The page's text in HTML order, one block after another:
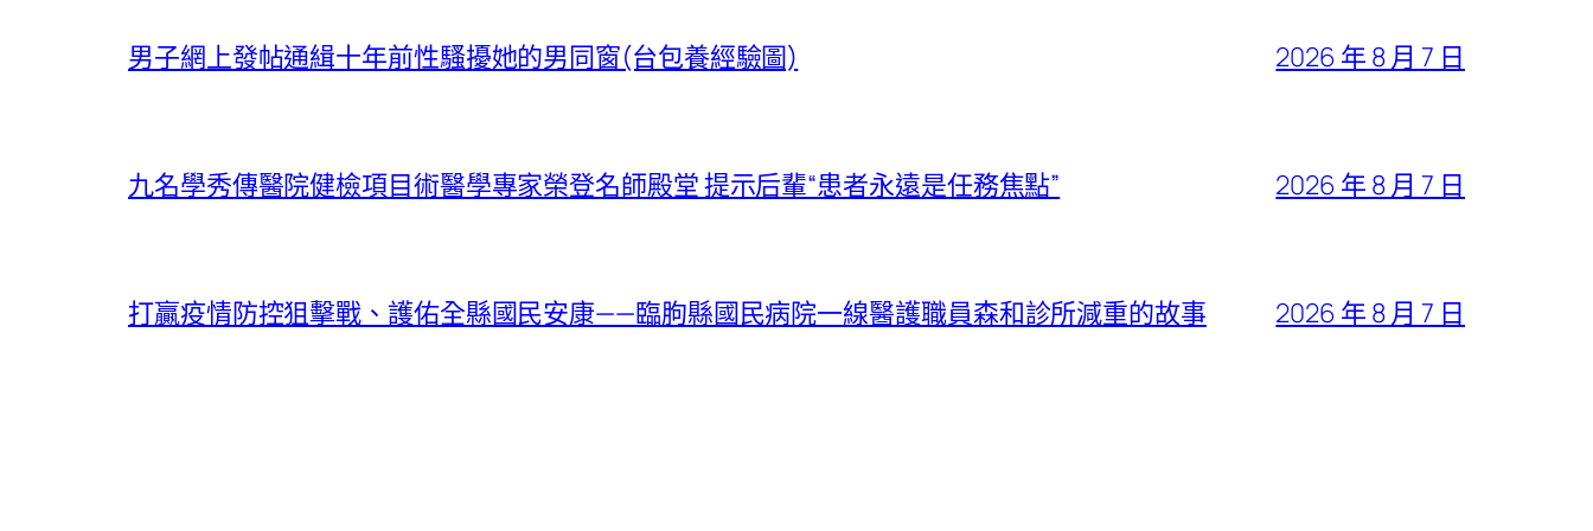
男子網上發帖通緝十年前性騷擾她的男同窗(台包養經驗圖) 2026 年 8 月 7 日
九名學秀傳醫院健檢項目術醫學專家榮登名師殿堂 提示后輩“患者永遠是任務焦點” 2026 年 8 月 7 日
打贏疫情防控狙擊戰、護佑全縣國民安康——臨朐縣國民病院一線醫護職員森和診所減重的故事 2026 年 8 月 7 日